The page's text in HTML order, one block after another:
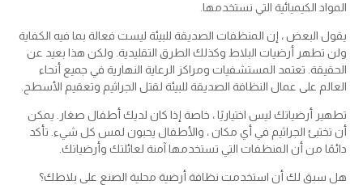
المواد الكيميائية التي نستخدمها.
يقول البعض ، إن المنظفات الصديقة للبيئة ليست فعالة بما فيه الكفاية
ولن تطهر أرضيات البلاط وكذلك الطرق التقليدية. ولكن هذا بعيد عن
الحقيقة. تعتمد المستشفيات ومراكز الرعاية النهارية في جميع أنحاء
العالم على عمال النظافة الصديقة للبيئة لقتل الجراثيم وتعقيم الأسطح.
تطهير أرضياتك ليس اختياريًا ، خاصة إذا كان لديك أطفال صغار. يمكن
أن تختبئ الجراثيم في أي مكان ، والأطفال يحبون لمس كل شيء. تأكد
دائمًا من أن المنظفات التي تستخدمها آمنة لعائلتك وأرضياتك.
هل سبق لك أن استخدمت نظافة أرضية محلية الصنع على بلاطك؟